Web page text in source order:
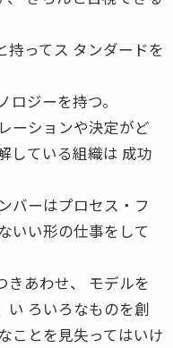
持ってス タンダードを
ジーを持つ。
ーションや決定がど
している組織は 成功
バーはプロセス・フ
いい形の仕事をして
きあわせ、 モデルを
い ろいろなものを創
ことを見失ってはいけ